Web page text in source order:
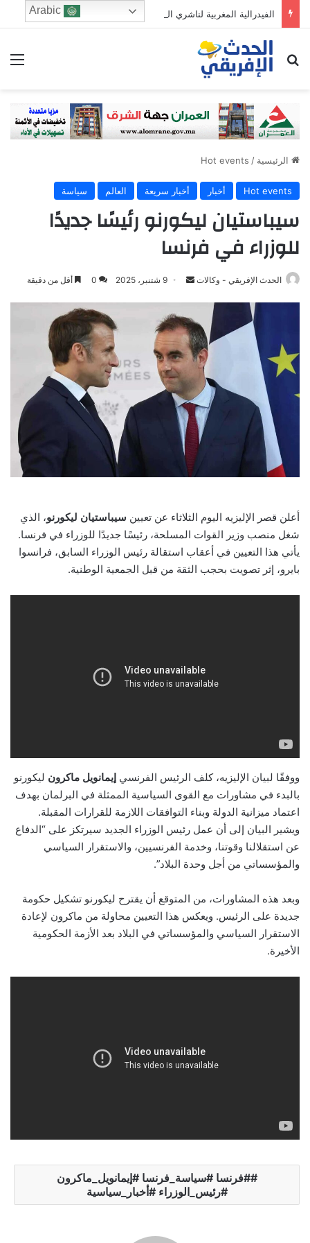
الفيدرالية المغربية لناشري الصحف تدعو إلى إصلاح عميق للقطاع وتؤكد تمسكها باستقلالية الجسم المهني
ابحث عن
الرئيسية /
Hot events
Hot events أخبار أخبار سريعة العالم سياسة
سيباستيان ليكورنو رئيسًا جديدًا
للوزراء في فرنسا
الحدث الإفريقي - وكالات
Send
email
9 شتنبر، 2025 0 أقل من دقيقة
أعلن قصر الإليزيه اليوم الثلاثاء عن تعيين سيباستيان ليكورنو، الذي
شغل منصب وزير القوات المسلحة، رئيسًا جديدًا للوزراء في فرنسا.
يأتي هذا التعيين في أعقاب استقالة رئيس الوزراء السابق، فرانسوا
بايرو، إثر تصويت بحجب الثقة من قبل الجمعية الوطنية.
ووفقًا لبيان الإليزيه، كلف الرئيس الفرنسي إيمانويل ماكرون ليكورنو
بالبدء في مشاورات مع القوى السياسية الممثلة في البرلمان بهدف
اعتماد ميزانية الدولة وبناء التوافقات اللازمة للقرارات المقبلة.
ويشير البيان إلى أن عمل رئيس الوزراء الجديد سيرتكز على “الدفاع
عن استقلالنا وقوتنا، وخدمة الفرنسيين، والاستقرار السياسي
والمؤسساتي من أجل وحدة البلاد”.
وبعد هذه المشاورات، من المتوقع أن يقترح ليكورنو تشكيل حكومة
جديدة على الرئيس. ويعكس هذا التعيين محاولة من ماكرون لإعادة
الاستقرار السياسي والمؤسساتي في البلاد بعد الأزمة الحكومية
الأخيرة.
#فرنسا #سياسة_فرنسا #إيمانويل_ماكرون
#رئيس_الوزراء #أخبار_سياسية
Arabic